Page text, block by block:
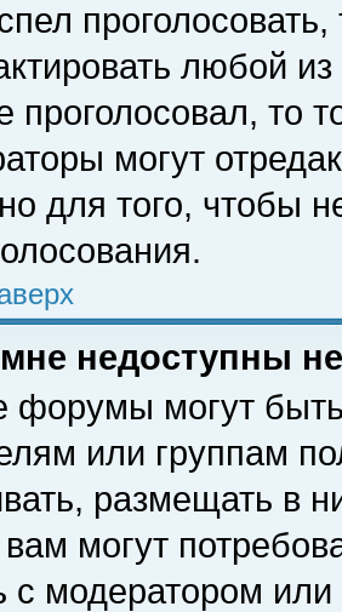
любой
проголосовал, то
могут
для того, чтобы
недоступны
форумы могут
или группам
размещать в
могут
с модератором